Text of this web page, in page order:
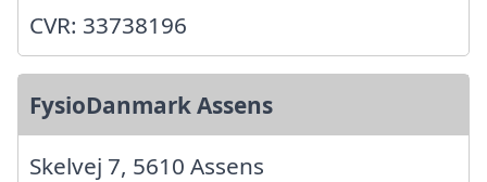
CVR: 33738196
FysioDanmark Assens
Skelvej 7, 5610 Assens